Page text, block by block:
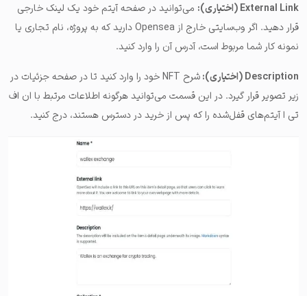
External Link (اختیاری):
می‌توانید در صفحه آیتم خود یک لینک خارجی
قرار دهید. اگر وب‌سایتی خارج از Opensea دارید که به پروژه، نام تجاری یا
نمونه کار شما مربوط است، آدرس آن را وارد کنید.
Description (اختیاری):
شرح NFT خود را وارد کنید تا در صفحه جزئیات در
زیر تصویر قرار گیرد. در این قسمت می‌توانید هرگونه اطلاعات مرتبط با ان اف
تی ا آیتم‌های قفل‌شده را که پس از خرید در دسترس هستند، درج کنید.